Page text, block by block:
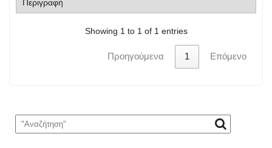
Showing 1 to 1 of 1 entries
Προηγούμενα 1 Επόμενο